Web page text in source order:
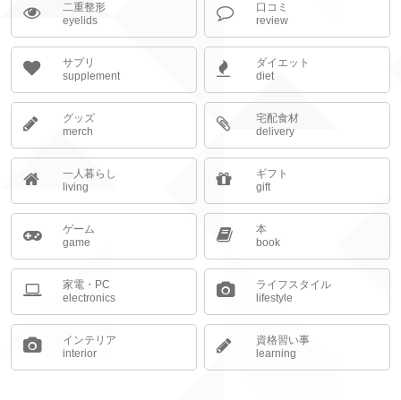
二重整形
eyelids
口コミ
review
サプリ
supplement
ダイエット
diet
グッズ
merch
宅配食材
delivery
一人暮らし
living
ギフト
gift
ゲーム
game
本
book
家電・PC
electronics
ライフスタイル
lifestyle
インテリア
interior
資格習い事
learning